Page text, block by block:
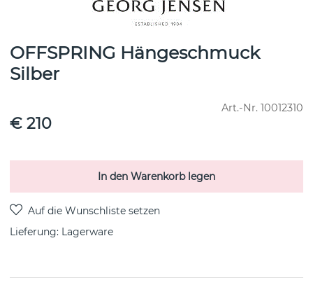
OFFSPRING Hängeschmuck
Silber
Art.-Nr. 10012310
€ 210
In den Warenkorb legen
Lieferung: Lagerware